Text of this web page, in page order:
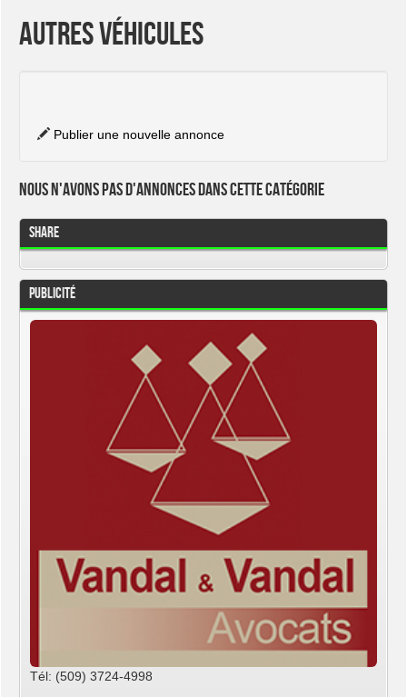
Autres véhicules
Publier une nouvelle annonce
Nous n'avons pas d'annonces dans cette catégorie
Share
Publicité
Tél: (509) 3724-4998